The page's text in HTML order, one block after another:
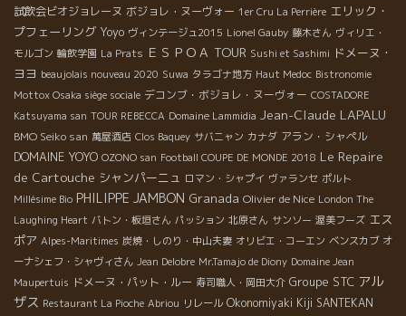
試飲会ビオジョレーヌ ボジョレ・ヌーヴォー 1er Cru La Perrière エリック・
プフェーリング Yoyo ヴィンテージュ2015 Lionel Gauby 藤木さん ヴィリエ・
モルゴン 輪飲学園 La Prats ＥＳＰＯＡ TOUR Sushi et Sashimi ドメーヌ・
ヨヨ beaujolais nouveau 2020 Suwa タラゴナ地方 Haut Medoc Bistronomie
Mottox Osaka siège sociale デコンブ・ボジョレ・ヌーヴォー COSTADORE
Katsuyama san TOUR REBECCA Domaine Lammidia Jean-Claude LAPALU
BMO Seiko san 萬屋酒店 Clos Baquey サバニャン カナダ アラン・シャペル
DOMAINE YOYO OZONO san Football COUPE DE MONDE 2018 Le Repaire
de Cartouche シャンパーニュ ロマン・シャプイ ヴァランセ ポルト
Millésime Bio PHILIPPE JAMBON Granada Olivier de Nice London The
Laughing Heart バトン・板垣さん パッション 北原さん サンソー 渥美フーズ エス
ポア Alpes-Maritimes 炭焼・しのり・中山夫妻 オリビエ・コーエン ベンスカブ オ
ーナシェフ・シャヴィさん Jean Delobre Mr.Tamajo de Diony Domaine Jean
Maupertuis ドメーヌ・パット・ルー 寿司職人・岡田大介 Groupe STC アル
ザス Restaurant La Pioche Abriou リレール Okonomiyaki Kiji SANTEKAN